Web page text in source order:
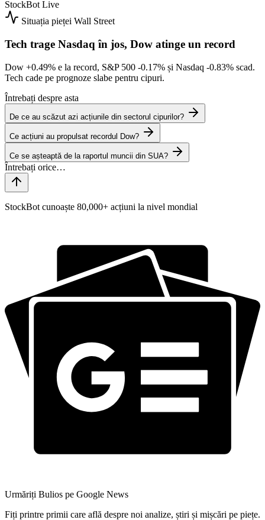
StockBot Live
Situația pieței Wall Street
Tech trage Nasdaq în jos, Dow atinge un record
Dow +0.49% e la record, S&P 500 -0.17% și Nasdaq -0.83% scad.
Tech cade pe prognoze slabe pentru cipuri.
Întrebați despre asta
De ce au scăzut azi acțiunile din sectorul cipurilor?
Ce acțiuni au propulsat recordul Dow?
Ce se așteaptă de la raportul muncii din SUA?
StockBot cunoaște 80,000+ acțiuni la nivel mondial
Urmăriți Bulios pe Google News
Fiți printre primii care află despre noi analize, știri și mișcări pe piețe.